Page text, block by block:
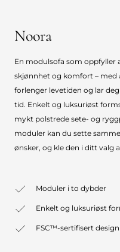
Noora
En modulsofa som
skjønnhet og komfort –
forlenger levetiden og lar
tid. Enkelt og luksuriøst
mykt polstrede sete- og
moduler kan du sette
ønsker, og kle den i ditt valg
Moduler i to dybder
Enkelt og luksuriøst
FSC™-sertifisert design